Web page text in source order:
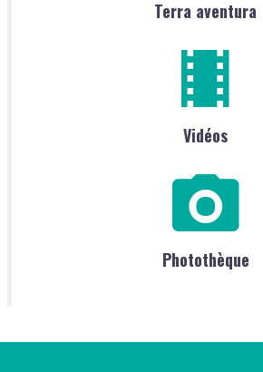
Terra aventura
Vidéos
Photothèque